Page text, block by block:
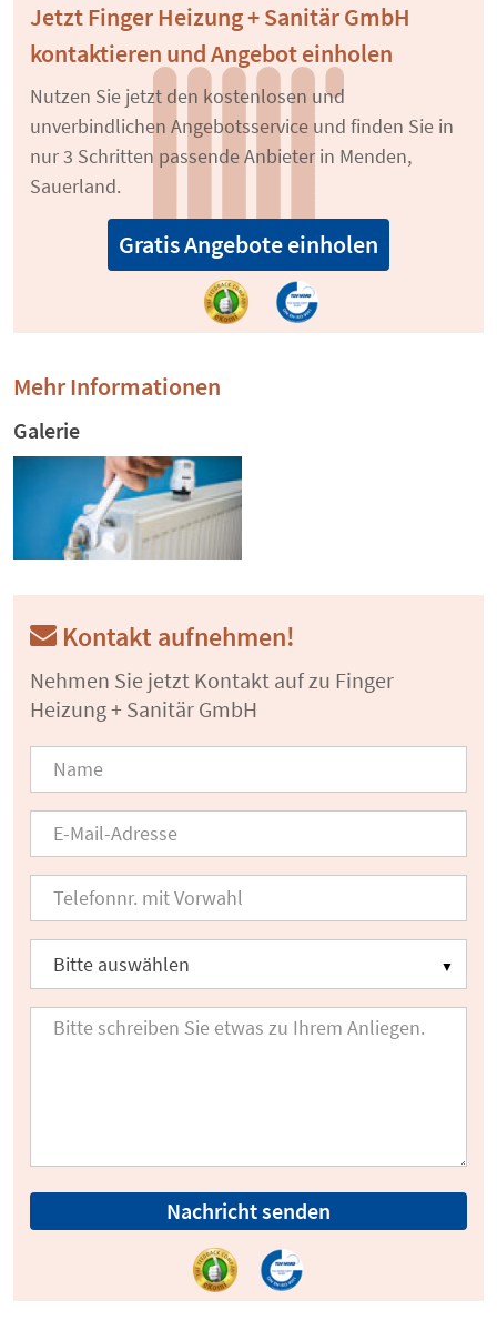
Jetzt Finger Heizung + Sanitär GmbH
kontaktieren und Angebot einholen
Nutzen Sie jetzt den kostenlosen und
unverbindlichen Angebotsservice und finden Sie in
nur 3 Schritten passende Anbieter in Menden,
Sauerland.
Gratis Angebote einholen
Mehr Informationen
Galerie
Kontakt aufnehmen!
Nehmen Sie jetzt Kontakt auf zu Finger
Heizung + Sanitär GmbH
Nachricht senden